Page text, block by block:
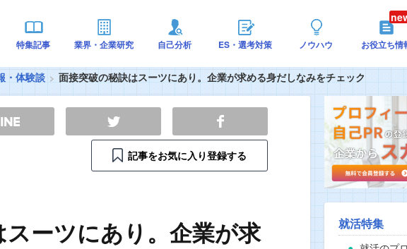
特集記事 業界・企業研究 自己分析 ES・選考対策 ノウハウ お役立ち情
・体験談 面接突破の秘訣はスーツにあり。企業が求める身だしなみをチェック
記事をお気に入り登録する
ーツにあり。企業が求
就活特集